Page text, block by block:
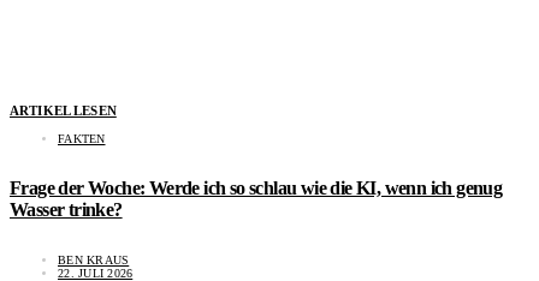
ARTIKEL LESEN
FAKTEN
Frage der Woche: Werde ich so schlau wie die KI, wenn ich genug
Wasser trinke?
BEN KRAUS
22. JULI 2026